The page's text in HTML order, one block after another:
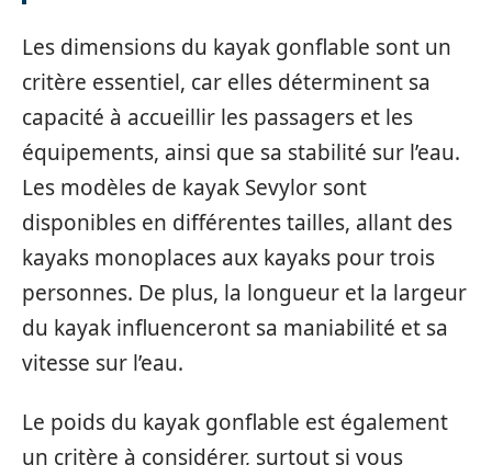
Les dimensions du kayak gonflable sont un
critère essentiel, car elles déterminent sa
capacité à accueillir les passagers et les
équipements, ainsi que sa stabilité sur l’eau.
Les modèles de kayak Sevylor sont
disponibles en différentes tailles, allant des
kayaks monoplaces aux kayaks pour trois
personnes. De plus, la longueur et la largeur
du kayak influenceront sa maniabilité et sa
vitesse sur l’eau.
Le poids du kayak gonflable est également
un critère à considérer, surtout si vous